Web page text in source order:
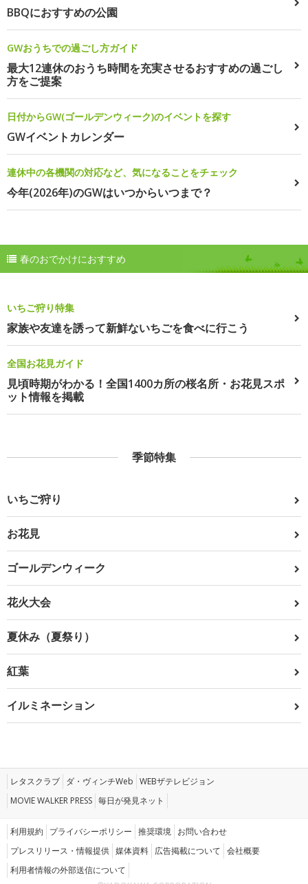
BBQにおすすめの公園
GWおうちでの過ごし方ガイド
最大12連休のおうち時間を充実させるおすすめの過ごし
方をご提案
日付からGW(ゴールデンウィーク)のイベントを探す
GWイベントカレンダー
連休中の各機関の対応など、気になることをチェック
今年(2026年)のGWはいつからいつまで？
春のおでかけにおすすめ
いちご狩り特集
家族や友達を誘って新鮮ないちごを食べに行こう
全国お花見ガイド
見頃時期がわかる！全国1400カ所の桜名所・お花見スポ
ット情報を掲載
季節特集
いちご狩り
お花見
ゴールデンウィーク
花火大会
夏休み（夏祭り）
紅葉
イルミネーション
レタスクラブ ダ・ヴィンチWeb WEBザテレビジョン
MOVIE WALKER PRESS 毎日が発見ネット
利用規約 プライバシーポリシー 推奨環境 お問い合わせ
プレスリリース・情報提供 媒体資料 広告掲載について 会社概要
利用者情報の外部送信について